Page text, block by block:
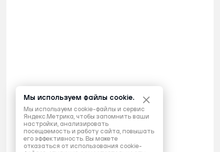
Мы используем файлы cookie.
Мы используем cookie-файлы и сервис
Яндекс.Метрика, чтобы запомнить ваши
настройки, анализировать
посещаемость и работу сайта, повышать
его эффективность. Вы можете
отказаться от использования cookie-